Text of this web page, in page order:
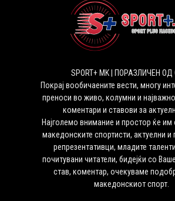
SPORT+ MK | ПОРАЗЛИЧЕН ОД
Покрај вообичаените вести, многу
преноси во живо, колумни и
коментари и ставови за
Најголемо внимание и простор ќе им
македонските спортисти, актуелни и
репрезентативци, младите
почитувани читатели, бидејќи со
став, коментар, очекуваме
македонскиот спорт.